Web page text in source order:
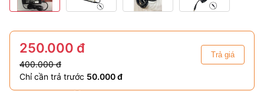
250.000 đ
400.000 đ
Trả giá
Chỉ cần trả trước 50.000 đ